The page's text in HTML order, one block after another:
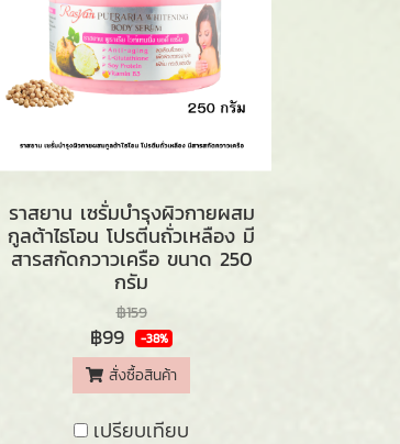
ราสยาน เซรั่มบำรุงผิวกายผสม
กูลต้าไธโอน โปรตีนถั่วเหลือง มี
สารสกัดกวาวเครือ ขนาด 250
กรัม
฿159
฿99 -38%
สั่งซื้อสินค้า
เปรียบเทียบ